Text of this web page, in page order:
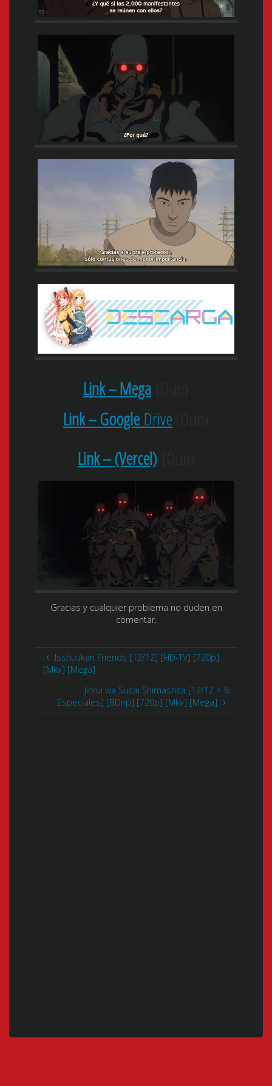
Link – Mega
Link – GoogleDrive
Link – (Vercel)(Ouo)
Gracias y cualquier problema no duden en
comentar.
Isshuukan Friends [12/12] [HD-TV] [720p]
[Mkv] [Mega]
Jinrui wa Suitai Shimashita [12/12 + 6
Especiales] [BDrip] [720p] [Mkv] [Mega]